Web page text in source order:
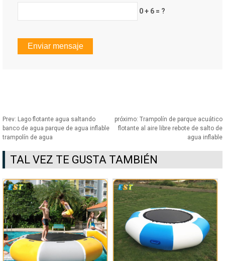
0 + 6 = ?
Prev: Lago flotante agua saltando
banco de agua parque de agua inflable
trampolín de agua
próximo: Trampolín de parque acuático
flotante al aire libre rebote de salto de
agua inflable
TAL VEZ TE GUSTA TAMBIÉN